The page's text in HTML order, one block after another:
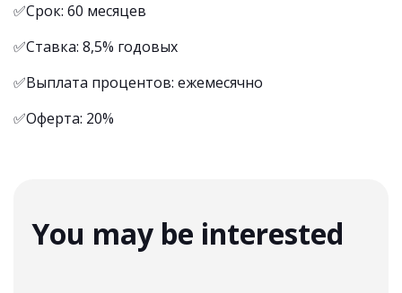
✅Срок: 60 месяцев
✅Ставка: 8,5% годовых
✅Выплата процентов: ежемесячно
✅Оферта: 20%
You may be interested